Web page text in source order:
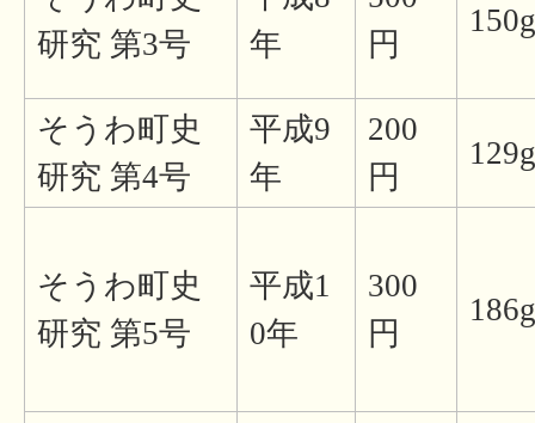
研究 第3号
年
円
150g
そうわ町史
研究 第4号
平成9
年
200
円
129g
そうわ町史
研究 第5号
平成1
0年
300
円
186g